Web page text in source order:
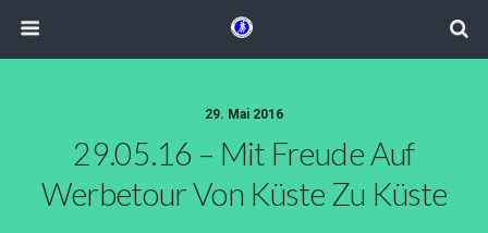
29. Mai 2016
29.05.16 – Mit Freude Auf
Werbetour Von Küste Zu Küste